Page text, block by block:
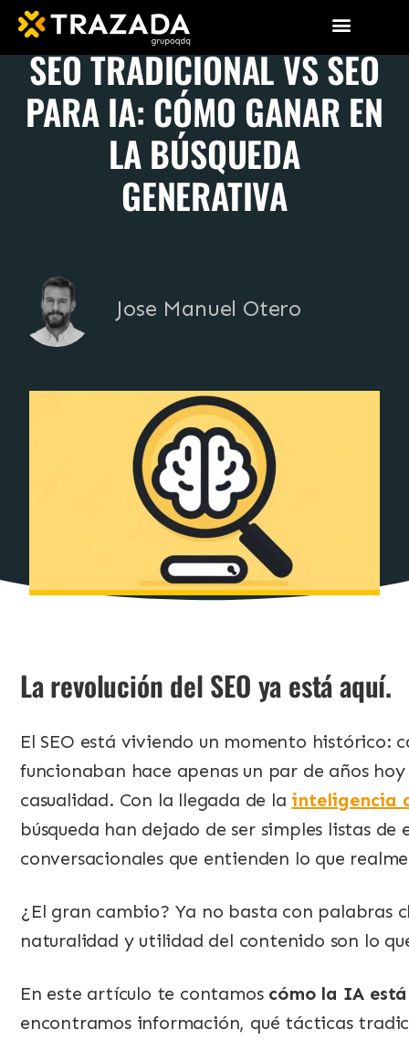
SEO TRADICIONAL VS SEO
PARA IA: CÓMO GANAR EN
LA BÚSQUEDA
GENERATIVA
Jose Manuel Otero
La revolución del SEO ya está aquí.
El SEO está viviendo un momento histórico:
funcionaban hace apenas un par de años
casualidad. Con la llegada de la inteligencia
búsqueda han dejado de ser simples listas
conversacionales que entienden lo que
¿El gran cambio? Ya no basta con palabras
naturalidad y utilidad del contenido son lo
En este artículo te contamos cómo la IA
encontramos información, qué tácticas